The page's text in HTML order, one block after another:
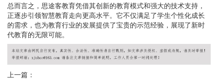
总而言之，思途客教育凭借其创新的教育模式和强大的技术支持，
正逐步引领智慧教育走向更高水平。它不仅满足了学生个性化成长
的需求，也为教育行业的发展提供了宝贵的示范经验，展现了新时
代教育的无限可能。
上一篇：